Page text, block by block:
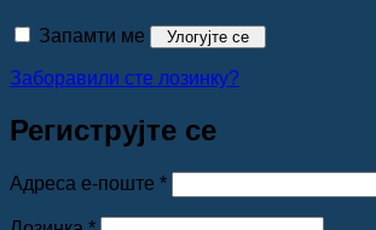
Запамти ме Улогујте се
Заборавили сте лозинку?
Региструјте се
Адреса е-поште *Обавезно